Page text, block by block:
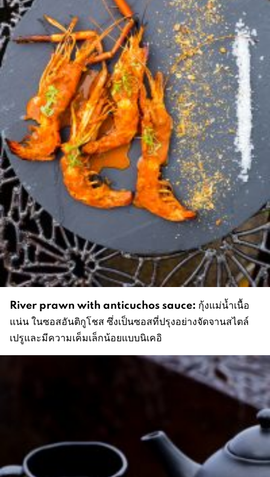
River prawn with anticuchos sauce: กุ้งแม่น้ำเนื้อ
แน่น ในซอสอันติกูโชส ซึ่งเป็นซอสที่ปรุงอย่างจัดจานสไตล์
เปรูและมีความเค็มเล็กน้อยแบบนิเคอิ